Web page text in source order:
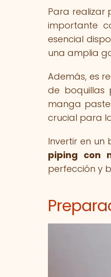
Para realizar
importante
esencial
una amplia
Además, es
de boquillas
manga
crucial para
Invertir en
piping con
perfección y